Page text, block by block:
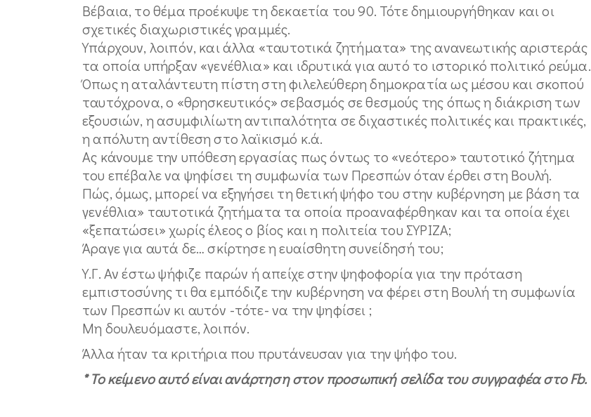
Βέβαια, το θέμα προέκυψε τη δεκαετία του 90. Τότε δημιουργήθηκαν και οι
σχετικές διαχωριστικές γραμμές.
Υπάρχουν, λοιπόν, και άλλα «ταυτοτικά ζητήματα» της ανανεωτικής αριστεράς
τα οποία υπήρξαν «γενέθλια» και ιδρυτικά για αυτό το ιστορικό πολιτικό ρεύμα.
Όπως η αταλάντευτη πίστη στη φιλελεύθερη δημοκρατία ως μέσου και σκοπού
ταυτόχρονα, ο «θρησκευτικός» σεβασμός σε θεσμούς της όπως η διάκριση των
εξουσιών, η ασυμφιλίωτη αντιπαλότητα σε διχαστικές πολιτικές και πρακτικές,
η απόλυτη αντίθεση στο λαϊκισμό κ.ά.
Ας κάνουμε την υπόθεση εργασίας πως όντως το «νεότερο» ταυτοτικό ζήτημα
του επέβαλε να ψηφίσει τη συμφωνία των Πρεσπών όταν έρθει στη Βουλή.
Πώς, όμως, μπορεί να εξηγήσει τη θετική ψήφο του στην κυβέρνηση με βάση τα
γενέθλια» ταυτοτικά ζητήματα τα οποία προαναφέρθηκαν και τα οποία έχει
«ξεπατώσει» χωρίς έλεος ο βίος και η πολιτεία του ΣΥΡΙΖΑ;
Άραγε για αυτά δε… σκίρτησε η ευαίσθητη συνείδησή του;
Υ.Γ. Αν έστω ψήφιζε παρών ή απείχε στην ψηφοφορία για την πρόταση
εμπιστοσύνης τι θα εμπόδιζε την κυβέρνηση να φέρει στη Βουλή τη συμφωνία
των Πρεσπών κι αυτόν -τότε- να την ψηφίσει ;
Μη δουλευόμαστε, λοιπόν.
Άλλα ήταν τα κριτήρια που πρυτάνευσαν για την ψήφο του.
* Το κείμενο αυτό είναι ανάρτηση στον προσωπική σελίδα του συγγραφέα στο Fb.